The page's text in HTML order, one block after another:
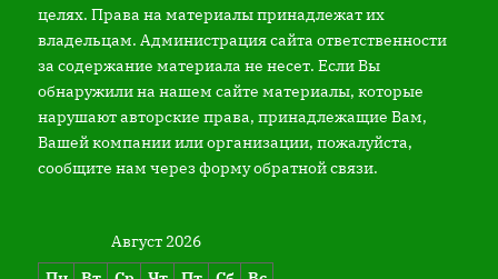
целях. Права на материалы принадлежат их
владельцам. Администрация сайта ответственности
за содержание материала не несет. Если Вы
обнаружили на нашем сайте материалы, которые
нарушают авторские права, принадлежащие Вам,
Вашей компании или организации, пожалуйста,
сообщите нам через форму обратной связи.
Август 2026